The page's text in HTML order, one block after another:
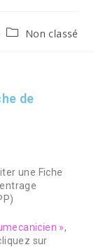
Non classé
de
une Fiche
»,
sur